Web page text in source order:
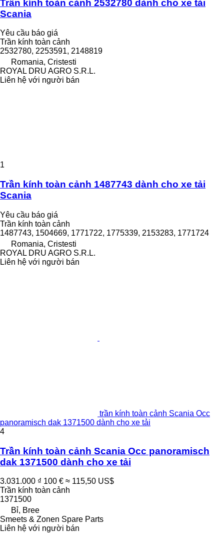
Trần kính toàn cảnh 2532780 dành cho xe tải
Scania
Yêu cầu báo giá
Trần kính toàn cảnh
2532780, 2253591, 2148819
Romania, Cristesti
ROYAL DRU AGRO S.R.L.
Liên hệ với người bán
1
Trần kính toàn cảnh 1487743 dành cho xe tải
Scania
Yêu cầu báo giá
Trần kính toàn cảnh
1487743, 1504669, 1771722, 1775339, 2153283, 1771724
Romania, Cristesti
ROYAL DRU AGRO S.R.L.
Liên hệ với người bán
trần kính toàn cảnh Scania Occ
panoramisch dak 1371500 dành cho xe tải
4
Trần kính toàn cảnh Scania Occ panoramisch
dak 1371500 dành cho xe tải
3.031.000 ₫ 100 € ≈ 115,50 US$
Trần kính toàn cảnh
1371500
Bỉ, Bree
Smeets & Zonen Spare Parts
Liên hệ với người bán